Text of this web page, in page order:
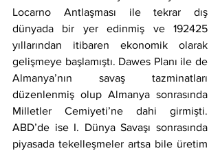
Locarno Antlaşması ile tekrar dış
dünyada bir yer edinmiş ve 192425
yıllarından itibaren ekonomik olarak
gelişmeye başlamıştı. Dawes Planı ile de
Almanya’nın savaş tazminatları
düzenlenmiş olup Almanya sonrasında
Milletler Cemiyeti’ne dahi girmişti.
ABD’de ise I. Dünya Savaşı sonrasında
piyasada tekelleşmeler artsa bile üretim